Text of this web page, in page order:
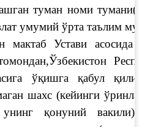
туман номи
умумий ўрта таълим
мактаб Устави асосида
Ўзбекистон
ўқишга қабул
шахс (кейинги
унинг қонуний вакили)